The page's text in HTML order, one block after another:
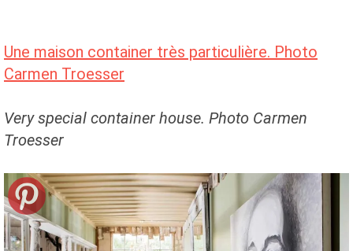
Une maison container très particulière. Photo
Carmen Troesser
Very special container house. Photo Carmen
Troesser